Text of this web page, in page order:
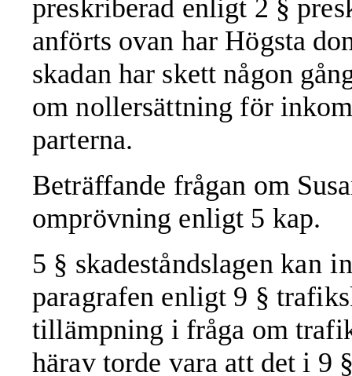
preskriberad enligt 2 §
anförts ovan har Högsta
skadan har skett någon
om nollersättning för
parterna.
Beträffande frågan om
omprövning enligt 5 kap.
5 § skadeståndslagen kan
paragrafen enligt 9 §
tillämpning i fråga om
härav torde vara att det i 9